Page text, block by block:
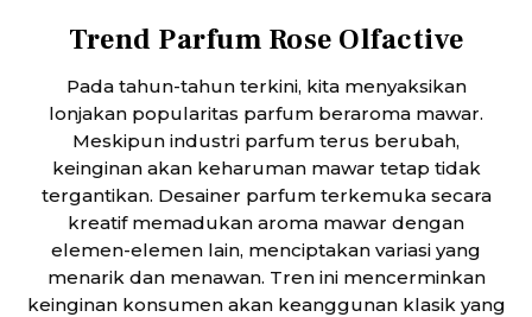
Trend Parfum Rose Olfactive
Pada tahun-tahun terkini, kita menyaksikan
lonjakan popularitas parfum beraroma mawar.
Meskipun industri parfum terus berubah,
keinginan akan keharuman mawar tetap tidak
tergantikan. Desainer parfum terkemuka secara
kreatif memadukan aroma mawar dengan
elemen-elemen lain, menciptakan variasi yang
menarik dan menawan. Tren ini mencerminkan
keinginan konsumen akan keanggunan klasik yang